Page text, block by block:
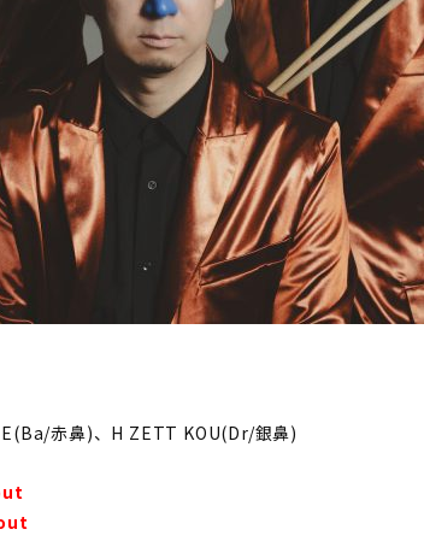
赤鼻)、H ZETT KOU(Dr/銀鼻)